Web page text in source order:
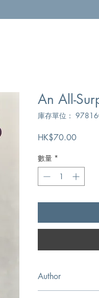
An All-
庫存單位：
HK$70.00價
數量 *
Author